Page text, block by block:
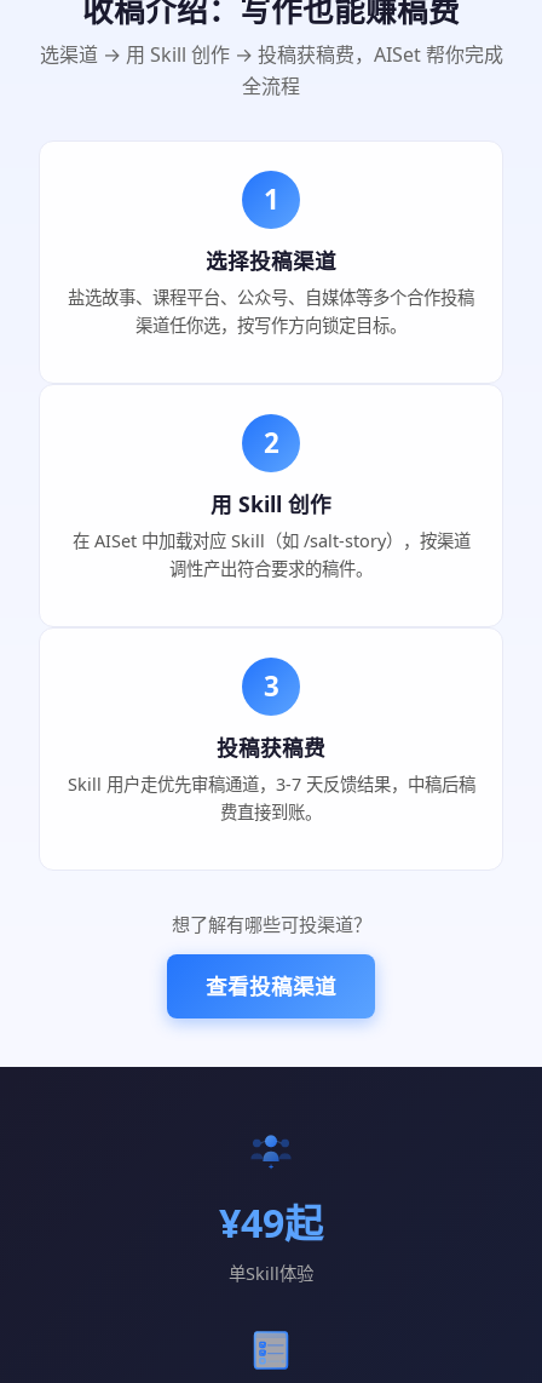
收稿介绍：写作也能赚稿费
选渠道 → 用 Skill 创作 → 投稿获稿费，AISet 帮你完成
全流程
1
选择投稿渠道
盐选故事、课程平台、公众号、自媒体等多个合作投稿
渠道任你选，按写作方向锁定目标。
2
用 Skill 创作
在 AISet 中加载对应 Skill（如 /salt-story），按渠道
调性产出符合要求的稿件。
3
投稿获稿费
Skill 用户走优先审稿通道，3-7 天反馈结果，中稿后稿
费直接到账。
想了解有哪些可投渠道？
查看投稿渠道
¥49起
单Skill体验